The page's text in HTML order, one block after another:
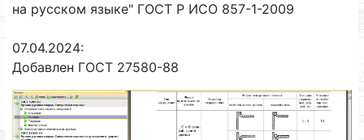
на русском языке" ГОСТ Р ИСО 857-1-2009
07.04.2024:
Добавлен ГОСТ 27580-88